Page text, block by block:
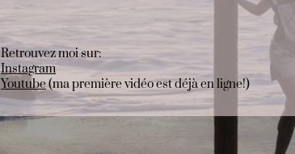
Retrouvez moi sur:
Instagram
Youtube(ma première vidéo est déjà en ligne!)